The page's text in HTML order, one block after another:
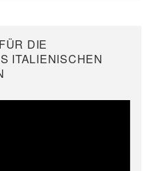
DIE
ITALIENISCHEN